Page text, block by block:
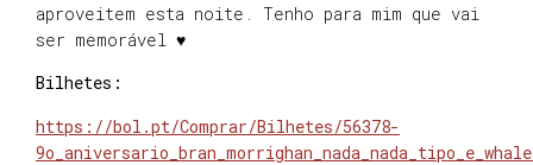
aproveitem esta noite. Tenho para mim que vai
ser memorável ♥
Bilhetes:
https://bol.pt/Comprar/Bilhetes/56378-